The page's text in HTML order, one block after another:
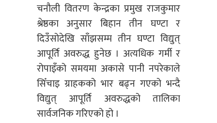
चनौली वितरण केन्द्रका प्रमुख राजकुमार
श्रेष्ठका अनुसार बिहान तीन घण्टा र
दिउँसोदेखि साँझसम्म तीन घण्टा विद्युत्
आपूर्ति अवरुद्ध हुनेछ । अत्यधिक गर्मी र
रोपाइँको समयमा अकासे पानी नपरेकाले
सिँचाइ ग्राहकको भार बढ्न गएको भन्दै
विद्युत् आपूर्ति अवरुद्धको तालिका
सार्वजनिक गरिएको हो ।